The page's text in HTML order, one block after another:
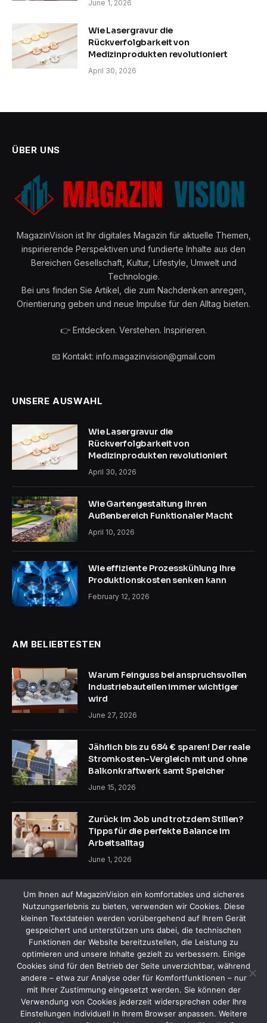
June 1, 2026
Wie Lasergravur die
Rückverfolgbarkeit von
Medizinprodukten revolutioniert
April 30, 2026
ÜBER UNS
MagazinVision ist Ihr digitales Magazin für aktuelle Themen,
inspirierende Perspektiven und fundierte Inhalte aus den
Bereichen Gesellschaft, Kultur, Lifestyle, Umwelt und
Technologie.
Bei uns finden Sie Artikel, die zum Nachdenken anregen,
Orientierung geben und neue Impulse für den Alltag bieten.
👉 Entdecken. Verstehen. Inspirieren.
📧 Kontakt: info.magazinvision@gmail.com
UNSERE AUSWAHL
Wie Lasergravur die
Rückverfolgbarkeit von
Medizinprodukten revolutioniert
April 30, 2026
Wie Gartengestaltung Ihren
Außenbereich Funktionaler Macht
April 10, 2026
Wie effiziente Prozesskühlung Ihre
Produktionskosten senken kann
February 12, 2026
AM BELIEBTESTEN
Warum Feinguss bei anspruchsvollen
Industriebauteilen immer wichtiger
wird
June 27, 2026
Jährlich bis zu 684 € sparen! Der reale
Stromkosten-Vergleich mit und ohne
Balkonkraftwerk samt Speicher
June 15, 2026
Zurück im Job und trotzdem Stillen?
Tipps für die perfekte Balance im
Arbeitsalltag
June 1, 2026
Facebook
X
(Twitter)
InstagramPinterest
HEIM ÜBER UNS
KONTAKTIEREN SIE UNS
ALLGEMEINE GESCHÄFTSBEDINGUNGEN
HAFTUNGSAUSSCHLUSS
DATENSCHUTZERKLÄRUNG
Um Ihnen auf MagazinVision ein komfortables und sicheres
Nutzungserlebnis zu bieten, verwenden wir Cookies. Diese
kleinen Textdateien werden vorübergehend auf Ihrem Gerät
gespeichert und unterstützen uns dabei, die technischen
Funktionen der Website bereitzustellen, die Leistung zu
optimieren und unsere Inhalte gezielt zu verbessern. Einige
Cookies sind für den Betrieb der Seite unverzichtbar, während
andere – etwa zur Analyse oder für Komfortfunktionen – nur
mit Ihrer Zustimmung eingesetzt werden. Sie können der
Verwendung von Cookies jederzeit widersprechen oder Ihre
Einstellungen individuell in Ihrem Browser anpassen. Weitere